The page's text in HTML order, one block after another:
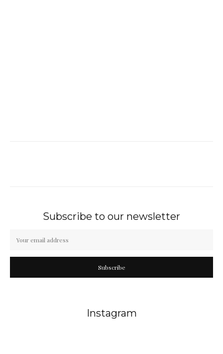
Subscribe to our newsletter
Subscribe
Instagram